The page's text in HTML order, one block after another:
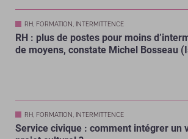
RH, FORMATION, INTERMITTENCE
RH : plus de postes pour moins
de moyens, constate Michel Bosseau
RH, FORMATION, INTERMITTENCE
Service civique : comment intégrer un